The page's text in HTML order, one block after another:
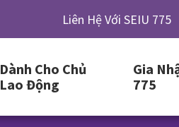
Liên Hệ Với SEIU 775
Dành Cho Chủ
Lao Động
Gia
775